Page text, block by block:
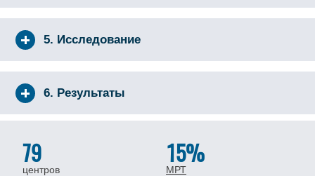
5. Исследование
6. Результаты
79
центров
15%
МРТ